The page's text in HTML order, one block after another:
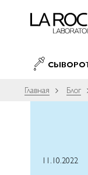
Главная Блог
11.10.2022